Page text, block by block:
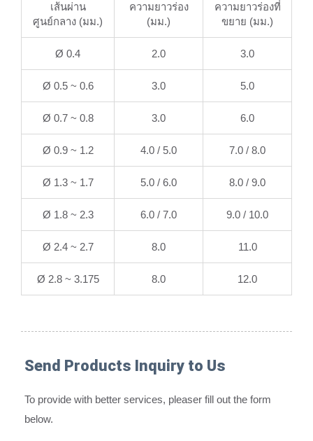
เส้นผ่าน
ศูนย์กลาง (มม.)
ความยาวร่อง
(มม.)
ความยาวร่องที่
ขยาย (มม.)
Ø 0.4 2.0 3.0
Ø 0.5 ~ 0.6 3.0 5.0
Ø 0.7 ~ 0.8 3.0 6.0
Ø 0.9 ~ 1.2 4.0 / 5.0 7.0 / 8.0
Ø 1.3 ~ 1.7 5.0 / 6.0 8.0 / 9.0
Ø 1.8 ~ 2.3 6.0 / 7.0 9.0 / 10.0
Ø 2.4 ~ 2.7 8.0 11.0
Ø 2.8 ~ 3.175 8.0 12.0